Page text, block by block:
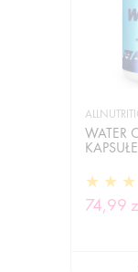
WATER
74,99